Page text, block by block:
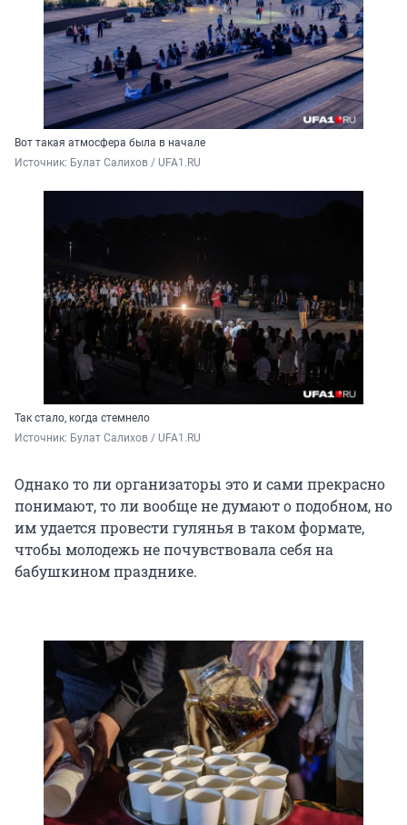
Вот такая атмосфера была в начале
Источник: Булат Салихов / UFA1.RU
Так стало, когда стемнело
Источник: Булат Салихов / UFA1.RU
Однако то ли организаторы это и сами прекрасно
понимают, то ли вообще не думают о подобном, но
им удается провести гулянья в таком формате,
чтобы молодежь не почувствовала себя на
бабушкином празднике.